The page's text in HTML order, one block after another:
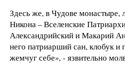
Здесь же, в Чудове монастыре,
Никона – Вселенские
Александрийский и Макарий
него патриарший сан, клобук и
жемчуг себе», - язвительно